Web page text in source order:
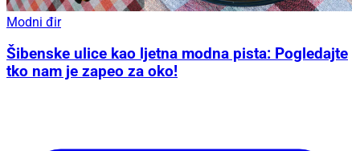
Modni đir
Šibenske ulice kao ljetna modna pista: Pogledajte
tko nam je zapeo za oko!